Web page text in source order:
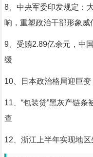
8、中央军委印发规定：
响，重塑政治干部形象威
9、受贿2.89亿余元，中
缓
10、日本政治格局迎巨
11、“包装贷”黑灰产链
查
12、浙江上半年实现地